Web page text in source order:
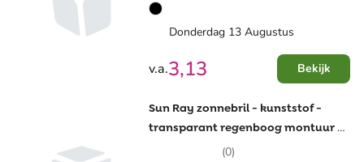
Donderdag 13 Augustus
v.a.3,13 Bekijk
Sun Ray zonnebril - kunststof -
transparant regenboog montuur -
(0)